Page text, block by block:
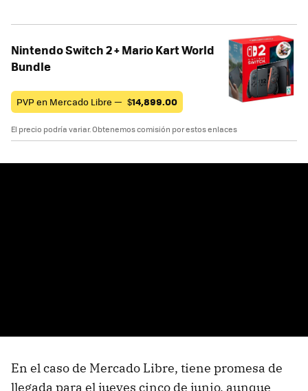
Nintendo Switch 2 + Mario Kart World
Bundle
PVP en Mercado Libre — $14,899.00
El precio podría variar. Obtenemos comisión por estos enlaces
En el caso de Mercado Libre, tiene promesa de
llegada para el jueves cinco de junio, aunque